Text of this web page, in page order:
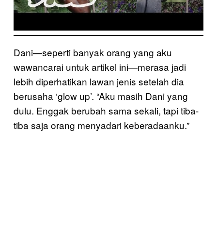
Dani—seperti banyak orang yang aku
wawancarai untuk artikel ini—merasa jadi
lebih diperhatikan lawan jenis setelah dia
berusaha ‘glow up’. “Aku masih Dani yang
dulu. Enggak berubah sama sekali, tapi tiba-
tiba saja orang menyadari keberadaanku.”